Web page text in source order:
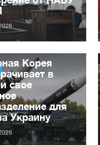
Корея
в
свое
для
Украину